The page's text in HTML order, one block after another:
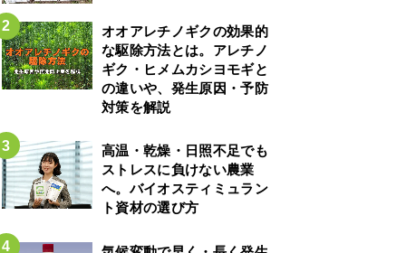
オオアレチノギクの効果的
な駆除方法とは。アレチノ
ギク・ヒメムカシヨモギと
の違いや、発生原因・予防
対策を解説
高温・乾燥・日照不足でも
ストレスに負けない農業
へ。バイオスティミュラン
ト資材の選び方